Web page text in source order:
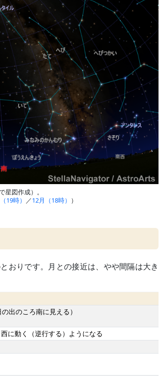
星図作成）。
19時） ／12月（18時） ）
おりです。月との接近は、やや間隔は大き
出のころ南に見える）
に動く（逆行する）ようになる